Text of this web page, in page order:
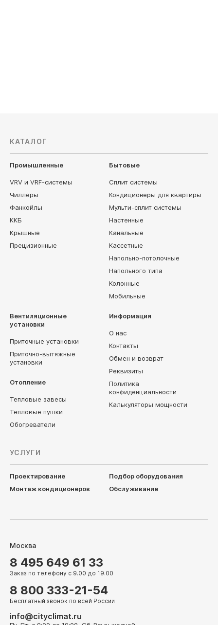
КАТАЛОГ
Промышленные
VRV и VRF-системы
Чиллеры
Фанкойлы
ККБ
Крышные
Прецизионные
Бытовые
Сплит системы
Кондиционеры для квартиры
Мульти-сплит системы
Настенные
Канальные
Кассетные
Напольно-потолочные
Напольного типа
Колонные
Мобильные
Вентиляционные
установки
Приточные установки
Приточно-вытяжные
установки
Отопление
Тепловые завесы
Тепловые пушки
Обогреватели
Информация
О нас
Контакты
Обмен и возврат
Реквизиты
Политика
конфиденциальности
Калькуляторы мощности
УСЛУГИ
Проектирование
Подбор оборудования
Монтаж кондиционеров
Обслуживание
Москва
8 495 649 61 33
Заказ по телефону с 9.00 до 19.00
8 800 333-21-54
Бесплатный звонок по всей России
info@cityclimat.ru